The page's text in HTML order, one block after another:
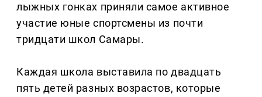
лыжных гонках приняли самое активное
участие юные спортсмены из почти
тридцати школ Самары.
Каждая школа выставила по двадцать
пять детей разных возрастов, которые